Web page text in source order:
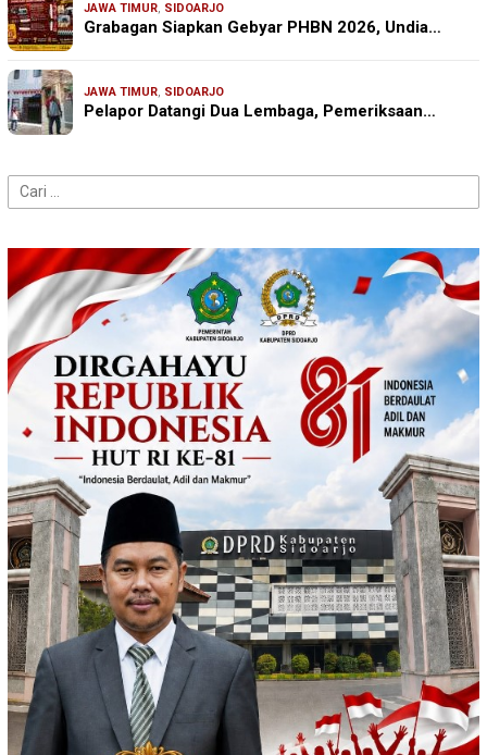
JAWA TIMUR, SIDOARJO
Grabagan Siapkan Gebyar PHBN 2026, Undia…
JAWA TIMUR, SIDOARJO
Pelapor Datangi Dua Lembaga, Pemeriksaan…
Cari
untuk: